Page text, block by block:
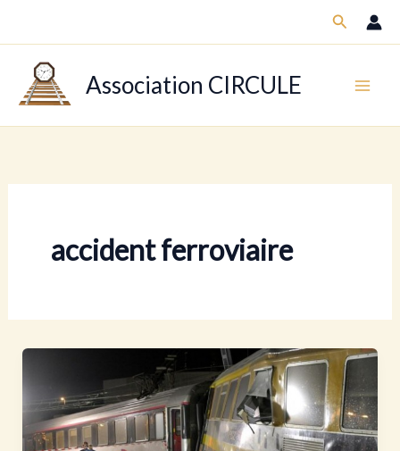
Association CIRCULE
accident ferroviaire